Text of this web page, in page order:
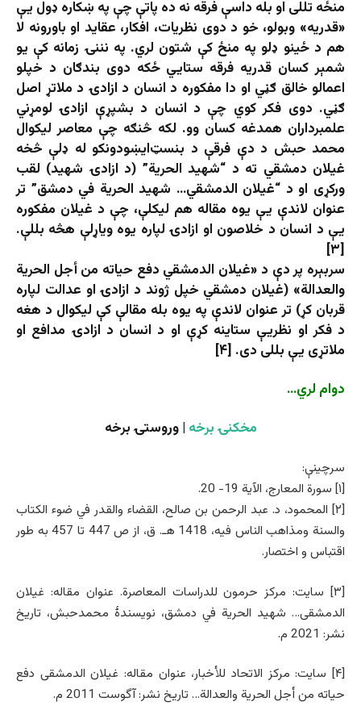
منځه تللی او بله داسې فرقه نه ده پاتې چې په ښکاره ډول یې
«قدریه» وبولو، خو د دوی نظریات، افکار، عقاید او باورونه لا
هم د ځینو ډلو په منځ کې شتون لري. په نننۍ زمانه کې یو
شمېر کسان قدریه فرقه ستايي ځکه دوی بندګان د خپلو
اعمالو خالق ګڼي او دا مفکوره د انسان د ازادۍ د ملاتړ اصل
ګڼي. دوی فکر کوي چې د انسان د بشپړې ازادۍ لومړني
علمبرداران همدغه کسان وو. لکه څنګه چې معاصر لیکوال
محمد حبش د دې فرقې د بنسټ‌ايښودونکو له ډلې څخه
غیلان دمشقي ته د “شهید الحریة” (د ازادۍ شهید) لقب
ورکړی او د “غیلان الدمشقي… شهید الحریة في دمشق” تر
عنوان لاندې یې یوه مقاله هم لیکلې، چې د غیلان مفکوره
یې د انسان د خلاصون او ازادۍ لپاره یوه ویاړلې هڅه بللې.
[۳]
سربېره پر دې د «غیلان الدمشقي دفع حیاته من أجل الحریة
والعدالة» (غیلان دمشقي خپل ژوند د ازادۍ او عدالت لپاره
قربان کړ) تر عنوان لاندې په یوه بله مقالې کې لیکوال د هغه
د فکر او نظریې ستاینه کړې او د انسان د ازادۍ مدافع او
ملاتړی یې بللی دی. [۴]
دوام لري…
مخکنۍ برخه | وروستۍ برخه
سرچینې:
[۱] سورة المعارج، الآیة 19- 20.
[۲] المحمود، د. عبد الرحمن بن صالح، القضاء والقدر في ضوء الکتاب
والسنة ومذاهب الناس فیه، 1418 هـ. ق، از ص 447 تا 457 به طور
اقتباس و اختصار.
[۳] سایت: مرکز حرمون للدراسات المعاصرة. عنوان مقاله: غیلان
الدمشقی… شهید الحریة في دمشق، نویسندۀ محمدحبش، تاریخ
نشر: 2021 م.
[۴] سایت: مرکز الاتحاد للأخبار، عنوان مقاله: غیلان الدمشقی دفع
حیاته من أجل الحریة والعدالة… تاریخ نشر: آگوست 2011 م.